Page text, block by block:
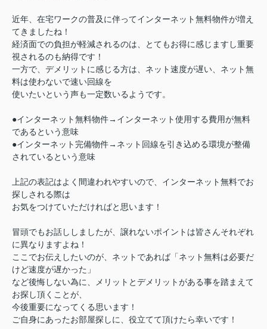
近年、在宅ワークの普及に伴ってインターネット無料物件が増え
てきましたね！
経済面での負担が軽減されるのは、とてもお得に感じますし重要
視されるのも納得です！
一方で、デメリットに感じる方は、ネット速度が遅い、ネット無
料は使わないで速い回線を
使いたいという声も一定数いるようです。
●インターネット無料物件→インターネット使用する費用が無料
であるという意味
●インターネット完備物件→ネット回線を引き込める環境が整備
されているという意味
上記の表記はよく間違われやすいので、インターネット無料でお
探しされる際は
お気をつけていただければと思います！
冒頭でもお話ししましたが、譲れないポイントは皆さんそれぞれ
に異なりますよね！
ここでお伝えしたいのが、ネットであれば「ネット無料は必要だ
けど速度が遅かった」
など後悔しない為に、メリットとデメリットがある事を踏まえて
お探し頂くことが、
今後重要になってくる思います！
ご自身にあったお部屋探しに、役立てて頂けたら幸いです！